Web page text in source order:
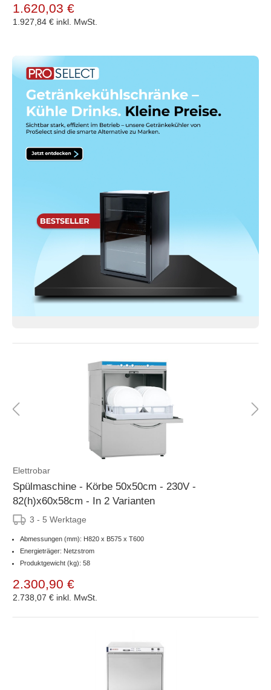
1.620,03 €
1.927,84 € inkl. MwSt.
Elettrobar
Spülmaschine - Körbe 50x50cm - 230V -
82(h)x60x58cm - In 2 Varianten
3 - 5 Werktage
Abmessungen (mm): H820 x B575 x T600
Energieträger: Netzstrom
Produktgewicht (kg): 58
2.300,90 €
2.738,07 € inkl. MwSt.